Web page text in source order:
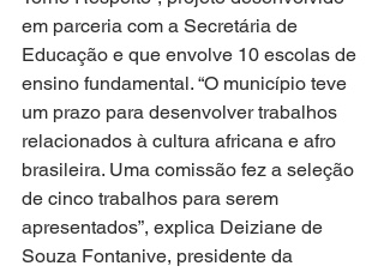
em parceria com a Secretária de
Educação e que envolve 10 escolas de
ensino fundamental. “O município teve
um prazo para desenvolver trabalhos
relacionados à cultura africana e afro
brasileira. Uma comissão fez a seleção
de cinco trabalhos para serem
apresentados”, explica Deiziane de
Souza Fontanive, presidente da